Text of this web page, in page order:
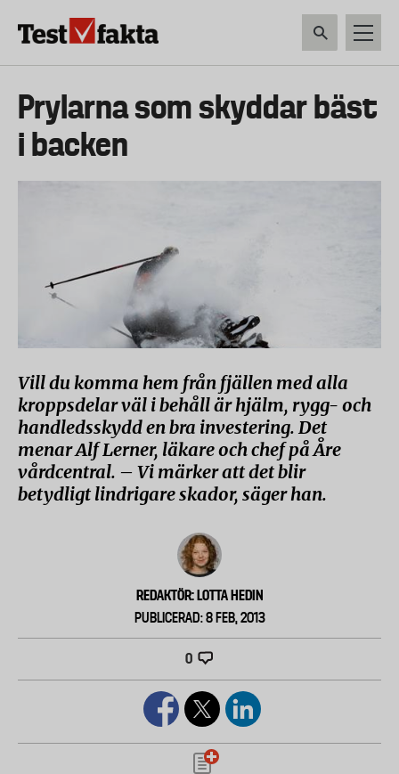
Huvudmeny
ny
Prylarna som skyddar bäst
i backen
Vill du komma hem från fjällen med alla
kroppsdelar väl i behåll är hjälm, rygg- och
handledsskydd en bra investering. Det
menar Alf Lerner, läkare och chef på Åre
vårdcentral. – Vi märker att det blir
betydligt lindrigare skador, säger han.
REDAKTÖR: LOTTA HEDIN
PUBLICERAD: 8 FEB, 2013
0